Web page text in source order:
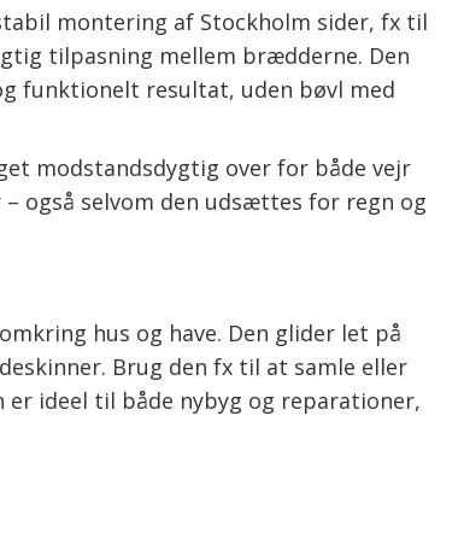
montering af Stockholm sider, fx til
tilpasning mellem brædderne. Den
funktionelt resultat, uden bøvl med
modstandsdygtig over for både vejr
også selvom den udsættes for regn og
hus og have. Den glider let på
Brug den fx til at samle eller
ideel til både nybyg og reparationer,